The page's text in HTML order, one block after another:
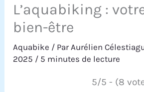
L’aquabiking :
bien-être
Aquabike / ParAurélien
2025 / 5 minutes de lecture
5/5 - (8